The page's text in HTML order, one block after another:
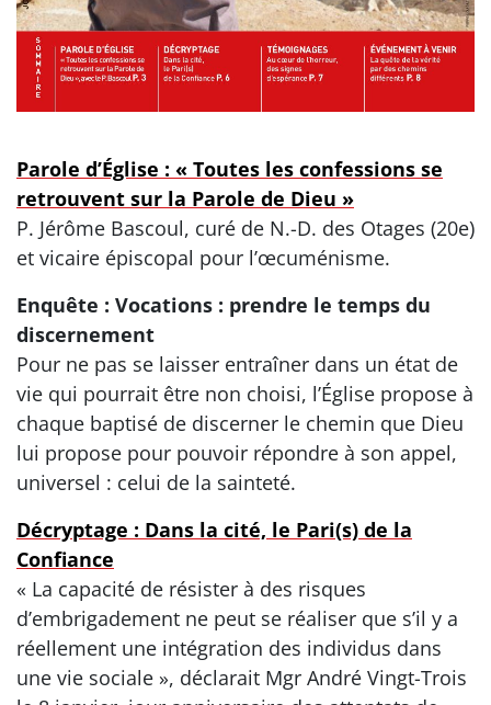
Parole d’Église : « Toutes les confessions se
retrouvent sur la Parole de Dieu »
P. Jérôme Bascoul, curé de N.-D. des Otages (20e)
et vicaire épiscopal pour l’œcuménisme.
Enquête : Vocations : prendre le temps du
discernement
Pour ne pas se laisser entraîner dans un état de
vie qui pourrait être non choisi, l’Église propose à
chaque baptisé de discerner le chemin que Dieu
lui propose pour pouvoir répondre à son appel,
universel : celui de la sainteté.
Décryptage : Dans la cité, le Pari(s) de la
Confiance
« La capacité de résister à des risques
d’embrigadement ne peut se réaliser que s’il y a
réellement une intégration des individus dans
une vie sociale », déclarait Mgr André Vingt-Trois